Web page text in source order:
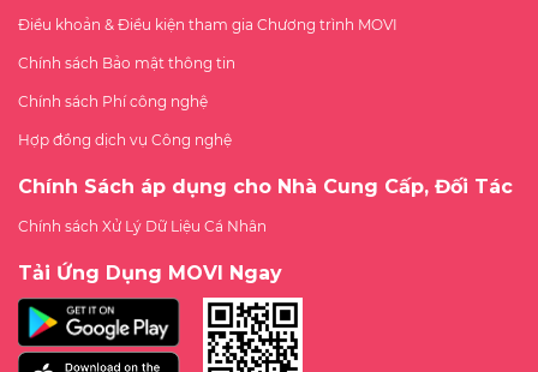
Điều khoản & Điều kiện tham gia Chương trình MOVI
Chính sách Bảo mật thông tin
Chính sách Phí công nghệ
Hợp đồng dịch vụ Công nghệ
Chính Sách áp dụng cho Nhà Cung Cấp, Đối Tác
Chính sách Xử Lý Dữ Liệu Cá Nhân
Tải Ứng Dụng MOVI Ngay